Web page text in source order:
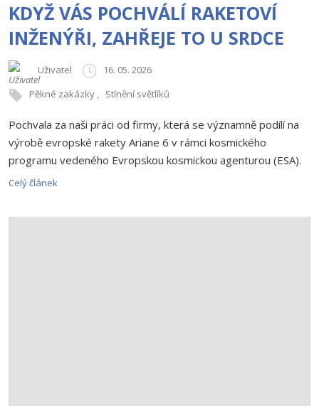
KDYŽ VÁS POCHVÁLÍ RAKETOVÍ
INŽENÝŘI, ZAHŘEJE TO U SRDCE
Uživatel
16. 05. 2026
Pěkné zakázky
Stínění světlíků
Pochvala za naši práci od firmy, která se významně podílí na
výrobě evropské rakety Ariane 6 v rámci kosmického
programu vedeného Evropskou kosmickou agenturou (ESA).
Celý článek